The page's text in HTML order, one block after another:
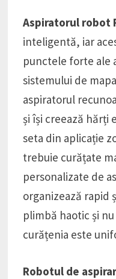
Aspiratorul robot
inteligentă, iar
punctele forte ale
sistemului de
aspiratorul
și își creează hărți
seta din aplicație
trebuie curățate
personalizate de
organizează rapid
plimbă haotic și
curățenia este
Robotul de